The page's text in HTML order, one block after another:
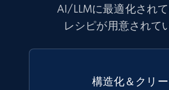
Model number, Gtin ean pn,
AI/LLMに最適化されて
レシピが用意されて
構造化＆クリ